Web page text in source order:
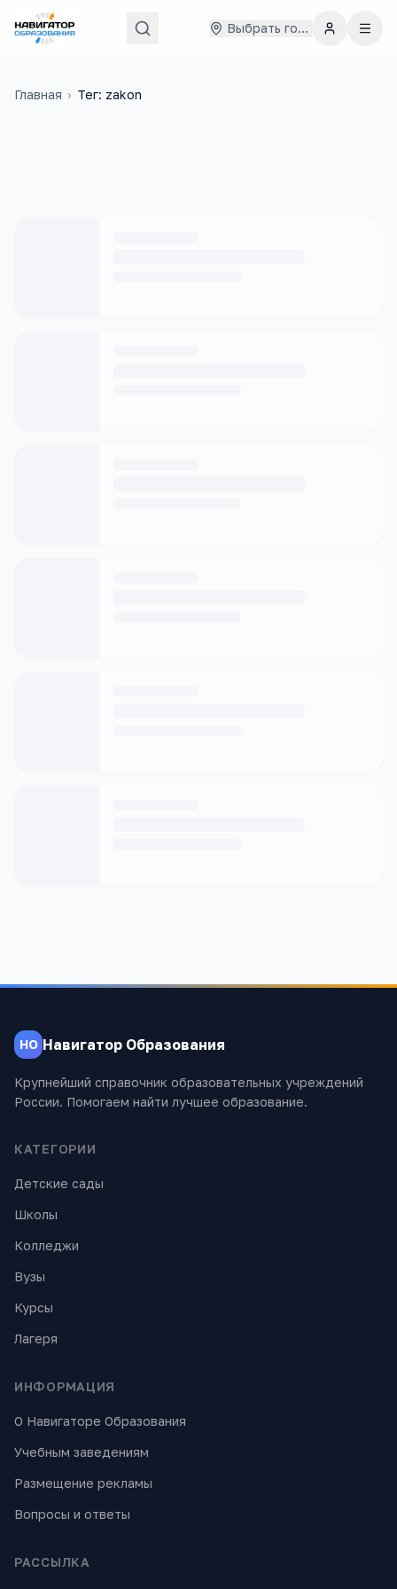
Выбрать город
Главная › Тег: zakon
НО Навигатор Образования
Крупнейший справочник образовательных учреждений
России. Помогаем найти лучшее образование.
КАТЕГОРИИ
Детские сады
Школы
Колледжи
Вузы
Курсы
Лагеря
ИНФОРМАЦИЯ
О Навигаторе Образования
Учебным заведениям
Размещение рекламы
Вопросы и ответы
РАССЫЛКА